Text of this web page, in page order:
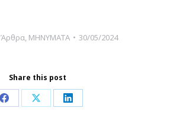
Άρθρα, ΜΗΝΥΜΑΤΑ 30/05/2024
Share this post
Share Share Share